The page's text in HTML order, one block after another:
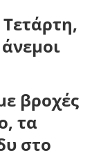
βροχές
τα
στο